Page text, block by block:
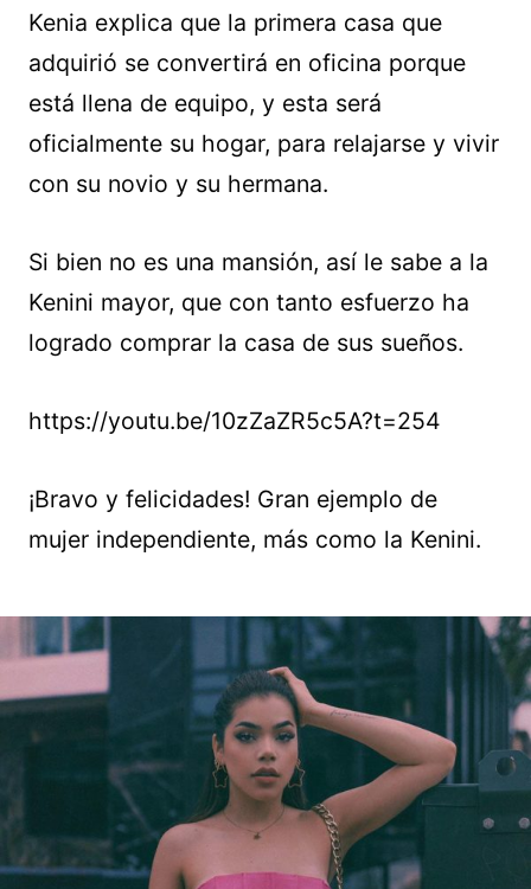
Kenia explica que la primera casa que
adquirió se convertirá en oficina porque
está llena de equipo, y esta será
oficialmente su hogar, para relajarse y vivir
con su novio y su hermana.
Si bien no es una mansión, así le sabe a la
Kenini mayor, que con tanto esfuerzo ha
logrado comprar la casa de sus sueños.
https://youtu.be/10zZaZR5c5A?t=254
¡Bravo y felicidades! Gran ejemplo de
mujer independiente, más como la Kenini.